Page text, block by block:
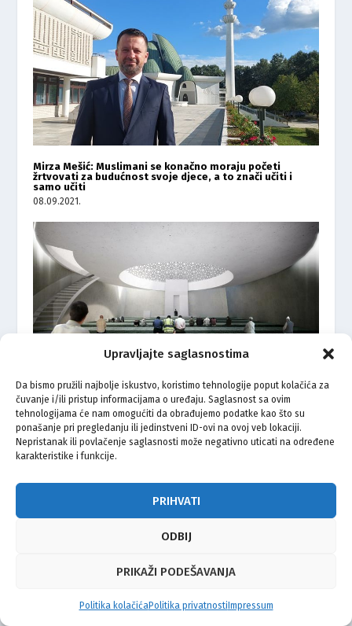
Upravljajte saglasnostima
Da bismo pružili najbolje iskustvo, koristimo tehnologije poput kolačića za
čuvanje i/ili pristup informacijama o uređaju. Saglasnost sa ovim
tehnologijama će nam omogućiti da obrađujemo podatke kao što su
ponašanje pri pregledanju ili jedinstveni ID-ovi na ovoj veb lokaciji.
Nepristanak ili povlačenje saglasnosti može negativno uticati na određene
karakteristike i funkcije.
PRIHVATI
ODBIJ
PRIKAŽI PODEŠAVANJA
Politika kolačićaPolitika privatnosti Impressum
Mirza Mešić: Muslimani se konačno moraju početi
žrtvovati za budućnost svoje djece, a to znači učiti i
samo učiti
08.09.2021.
SENAD EF. HEVEŠEVIĆ: Gradnja Islamskog centra Osijek
03.08.2021.